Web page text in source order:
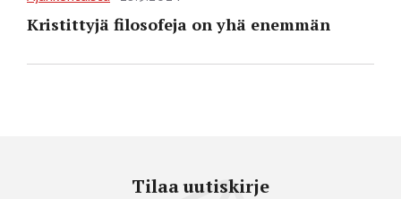
Kristittyjä filosofeja on yhä enemmän
Tilaa uutiskirje